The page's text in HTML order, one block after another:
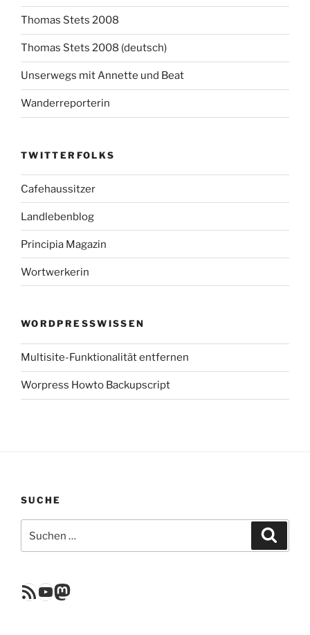
Thomas Stets 2008
Thomas Stets 2008 (deutsch)
Unserwegs mit Annette und Beat
Wanderreporterin
TWITTERFOLKS
Cafehaussitzer
Landlebenblog
Principia Magazin
Wortwerkerin
WORDPRESSWISSEN
Multisite-Funktionalität entfernen
Worpress Howto Backupscript
SUCHE
nach:
RSS FeedYouTube
Mastodon